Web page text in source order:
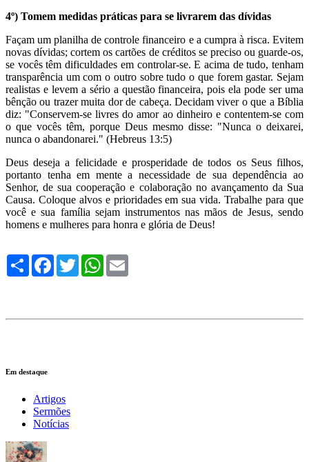
4º) Tomem medidas práticas para se livrarem das dívidas
Façam um planilha de controle financeiro e a cumpra à risca. Evitem
novas dívidas; cortem os cartões de créditos se preciso ou guarde-os,
se vocês têm dificuldades em controlar-se. E acima de tudo, tenham
transparência um com o outro sobre tudo o que forem gastar. Sejam
realistas e levem a sério a questão financeira, pois ela pode ser uma
bênção ou trazer muita dor de cabeça. Decidam viver o que a Bíblia
diz: "Conservem-se livres do amor ao dinheiro e contentem-se com
o que vocês têm, porque Deus mesmo disse: "Nunca o deixarei,
nunca o abandonarei." (Hebreus 13:5)
Deus deseja a felicidade e prosperidade de todos os Seus filhos,
portanto tenha em mente a necessidade de sua dependência ao
Senhor, de sua cooperação e colaboração no avançamento da Sua
Causa. Coloque alvos e prioridades em sua vida. Trabalhe para que
você e sua família sejam instrumentos nas mãos de Jesus, sendo
homens e mulheres para honra e glória de Deus!
Compartilhe
Facebook
TwitterWhatsApp
Em destaque
Artigos
Sermões
Notícias